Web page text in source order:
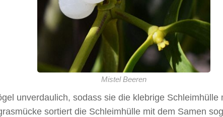
Mistel Beeren
unverdaulich, sodass sie die klebrige Schleimhülle
sortiert die Schleimhülle mit dem Samen